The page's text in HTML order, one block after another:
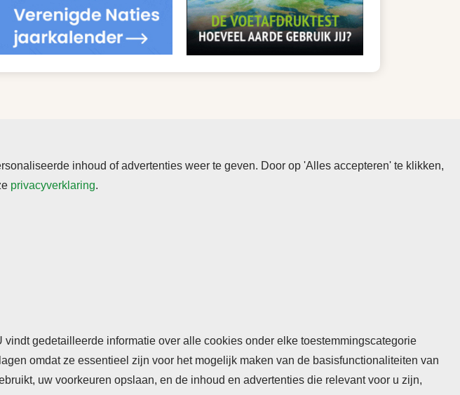
inhoud of advertenties weer te geven. Door op 'Alles accepteren' te klikken,
privacyverklaring.
gedetailleerde informatie over alle cookies onder elke toestemmingscategorie
omdat ze essentieel zijn voor het mogelijk maken van de basisfunctionaliteiten van
uw voorkeuren opslaan, en de inhoud en advertenties die relevant voor u zijn,